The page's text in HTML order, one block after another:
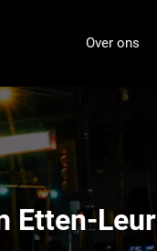
Over ons
Etten-Leur